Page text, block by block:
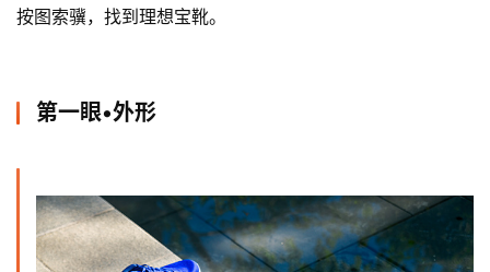
按图索骥，找到理想宝靴。
第一眼•外形